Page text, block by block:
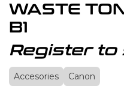
WASTE
B1
Register to
Accesories Canon